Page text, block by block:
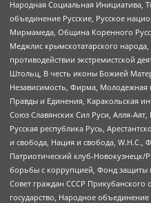
Народная Социальная Инициатива,
объединение Русские, Русское
Мирмамеда, Община Коренного
Меджлис крымскотатарского
противодействии экстремистской
Штольц, В честь иконы Божией
Независимость, Фирма,
Правды и Единения, Каракольская
Союз Славянских Сил Руси, Алля-
Русская республика Русь,
и свобода, Нация и свобода,
Патриотический клуб-
борьбы с коррупцией, Фонд защиты
Совет граждан СССР Прикубанского
государство, Народное